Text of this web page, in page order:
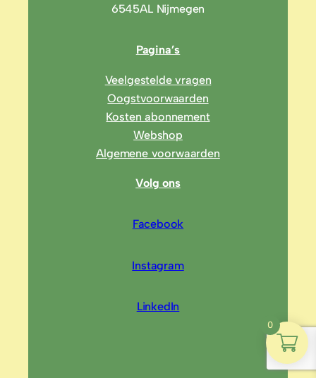
6545AL Nijmegen
Pagina’s
Veelgestelde vragen
Oogstvoorwaarden
Kosten abonnement
Webshop
Algemene voorwaarden
Volg ons
Facebook
Instagram
LinkedIn
0